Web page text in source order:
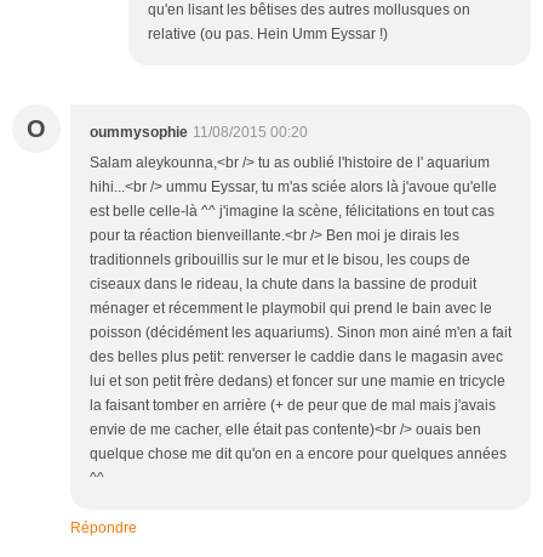
qu'en lisant les bêtises des autres mollusques on
relative (ou pas. Hein Umm Eyssar !)
O oummysophie 11/08/2015 00:20
Salam aleykounna,<br /> tu as oublié l'histoire de l' aquarium
hihi...<br /> ummu Eyssar, tu m'as sciée alors là j'avoue qu'elle
est belle celle-là ^^ j'imagine la scène, félicitations en tout cas
pour ta réaction bienveillante.<br /> Ben moi je dirais les
traditionnels gribouillis sur le mur et le bisou, les coups de
ciseaux dans le rideau, la chute dans la bassine de produit
ménager et récemment le playmobil qui prend le bain avec le
poisson (décidément les aquariums). Sinon mon ainé m'en a fait
des belles plus petit: renverser le caddie dans le magasin avec
lui et son petit frère dedans) et foncer sur une mamie en tricycle
la faisant tomber en arrière (+ de peur que de mal mais j'avais
envie de me cacher, elle était pas contente)<br /> ouais ben
quelque chose me dit qu'on en a encore pour quelques années
^^
Répondre